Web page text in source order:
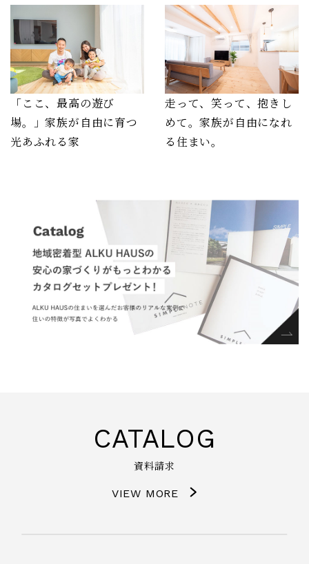
「ここ、最高の遊び
場。」家族が自由に育つ
光あふれる家
走って、笑って、抱きし
めて。家族が自由になれ
る住まい。
CATALOG
資料請求
VIEW MORE